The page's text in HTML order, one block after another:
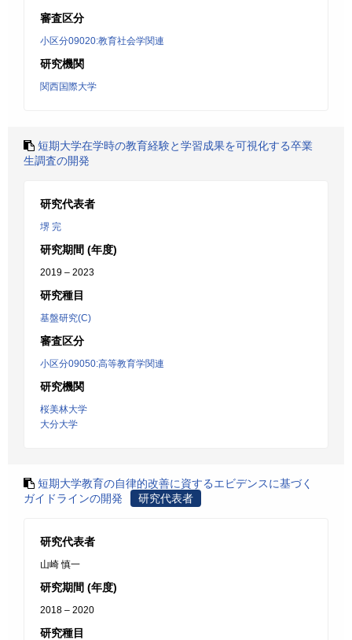
審査区分
小区分09020:教育社会学関連
研究機関
関西国際大学
短期大学在学時の教育経験と学習成果を可視化する卒業
生調査の開発
研究代表者
堺 完
研究期間 (年度)
2019 – 2023
研究種目
基盤研究(C)
審査区分
小区分09050:高等教育学関連
研究機関
桜美林大学
大分大学
短期大学教育の自律的改善に資するエビデンスに基づく
ガイドラインの開発
研究代表者
研究代表者
山崎 慎一
研究期間 (年度)
2018 – 2020
研究種目